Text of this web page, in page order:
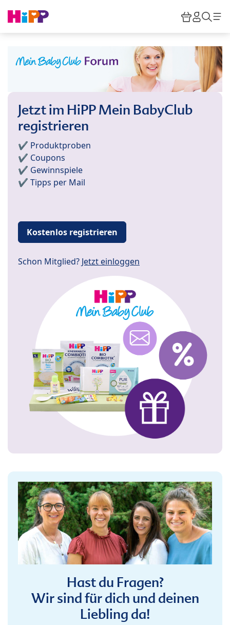
HiPP
Jetzt im HiPP Mein BabyClub
registrieren
✔️ Produktproben
✔️ Coupons
✔️ Gewinnspiele
✔️ Tipps per Mail
Kostenlos registrieren
Schon Mitglied? Jetzt einloggen
Hast du Fragen?
Wir sind für dich und deinen
Liebling da!